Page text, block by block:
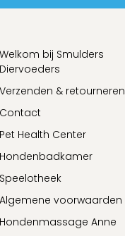
Welkom bij Smulders
Diervoeders
Verzenden & retourneren
Contact
Pet Health Center
Hondenbadkamer
Speelotheek
Algemene voorwaarden
Hondenmassage Anne